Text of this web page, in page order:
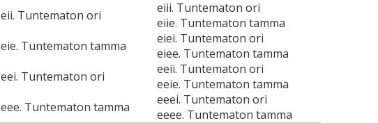
eii. Tuntematon ori
eiii. Tuntematon ori
eiie. Tuntematon tamma
eie. Tuntematon tamma
eiei. Tuntematon ori
eiee. Tuntematon tamma
eei. Tuntematon ori
eeii. Tuntematon ori
eeie. Tuntematon tamma
eee. Tuntematon tamma
eeei. Tuntematon ori
eeee. Tuntematon tamma